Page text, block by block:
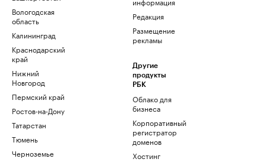
Вологодская
область
Калининград
Краснодарский
край
Нижний
Новгород
Пермский край
Ростов-на-Дону
Татарстан
Тюмень
Черноземье
Редакция
Размещение
рекламы
Другие
продукты
РБК
Облако для
бизнеса
Корпоративный
регистратор
доменов
Хостинг